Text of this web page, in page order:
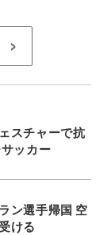
>
スチャーで抗
ッカー
ン選手帰国 空
ける